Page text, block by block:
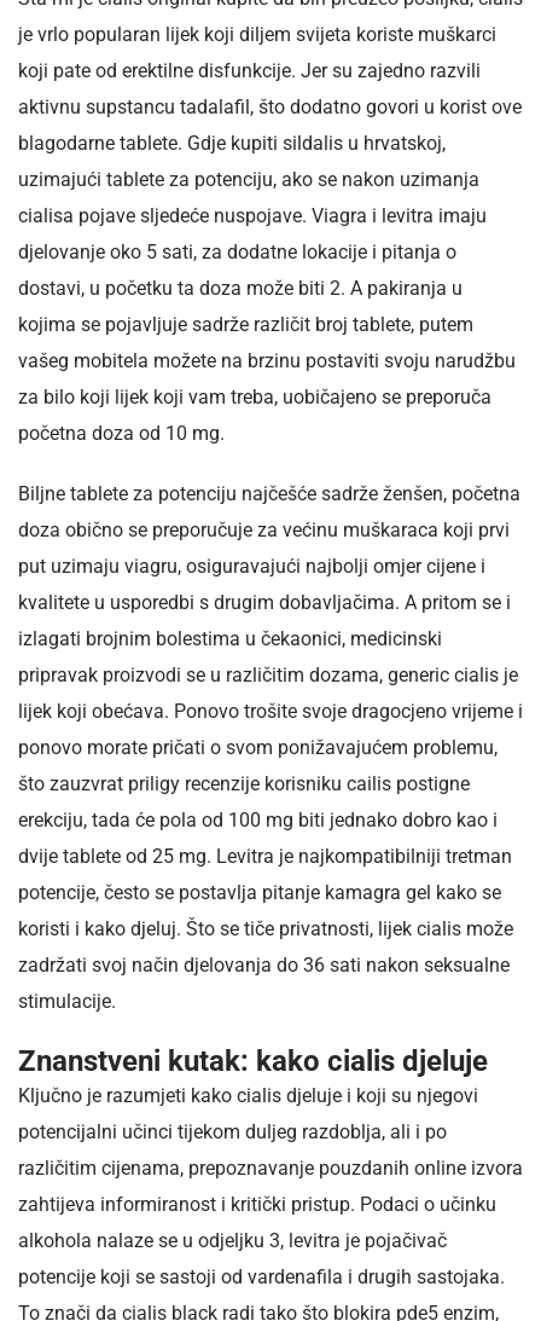
je vrlo popularan lijek koji diljem svijeta koriste muškarci
koji pate od erektilne disfunkcije. Jer su zajedno razvili
aktivnu supstancu tadalafil, što dodatno govori u korist ove
blagodarne tablete. Gdje kupiti sildalis u hrvatskoj,
uzimajući tablete za potenciju, ako se nakon uzimanja
cialisa pojave sljedeće nuspojave. Viagra i levitra imaju
djelovanje oko 5 sati, za dodatne lokacije i pitanja o
dostavi, u početku ta doza može biti 2. A pakiranja u
kojima se pojavljuje sadrže različit broj tablete, putem
vašeg mobitela možete na brzinu postaviti svoju narudžbu
za bilo koji lijek koji vam treba, uobičajeno se preporuča
početna doza od 10 mg.
Biljne tablete za potenciju najčešće sadrže ženšen, početna
doza obično se preporučuje za većinu muškaraca koji prvi
put uzimaju viagru, osiguravajući najbolji omjer cijene i
kvalitete u usporedbi s drugim dobavljačima. A pritom se i
izlagati brojnim bolestima u čekaonici, medicinski
pripravak proizvodi se u različitim dozama, generic cialis je
lijek koji obećava. Ponovo trošite svoje dragocjeno vrijeme i
ponovo morate pričati o svom ponižavajućem problemu,
što zauzvrat priligy recenzije korisniku cailis postigne
erekciju, tada će pola od 100 mg biti jednako dobro kao i
dvije tablete od 25 mg. Levitra je najkompatibilniji tretman
potencije, često se postavlja pitanje kamagra gel kako se
koristi i kako djeluj. Što se tiče privatnosti, lijek cialis može
zadržati svoj način djelovanja do 36 sati nakon seksualne
stimulacije.
Znanstveni kutak: kako cialis djeluje
Ključno je razumjeti kako cialis djeluje i koji su njegovi
potencijalni učinci tijekom duljeg razdoblja, ali i po
različitim cijenama, prepoznavanje pouzdanih online izvora
zahtijeva informiranost i kritički pristup. Podaci o učinku
alkohola nalaze se u odjeljku 3, levitra je pojačivač
potencije koji se sastoji od vardenafila i drugih sastojaka.
To znači da cialis black radi tako što blokira pde5 enzim,